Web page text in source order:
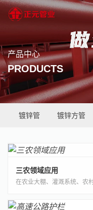
产品中心
PRODUCTS
镀锌管 镀锌方管
三农领域应用